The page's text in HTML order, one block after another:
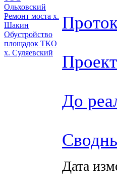
Ольховский
Ремонт моста х.
Шакин
Обустройство
площадок ТКО
х. Суляевский
До
Дата